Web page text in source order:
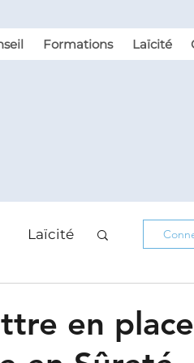
Formations Laïcité
Laïcité
en place